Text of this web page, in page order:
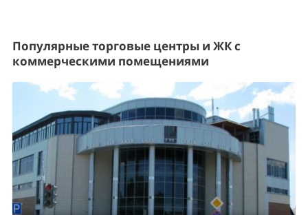
Популярные торговые центры и ЖК с
коммерческими помещениями